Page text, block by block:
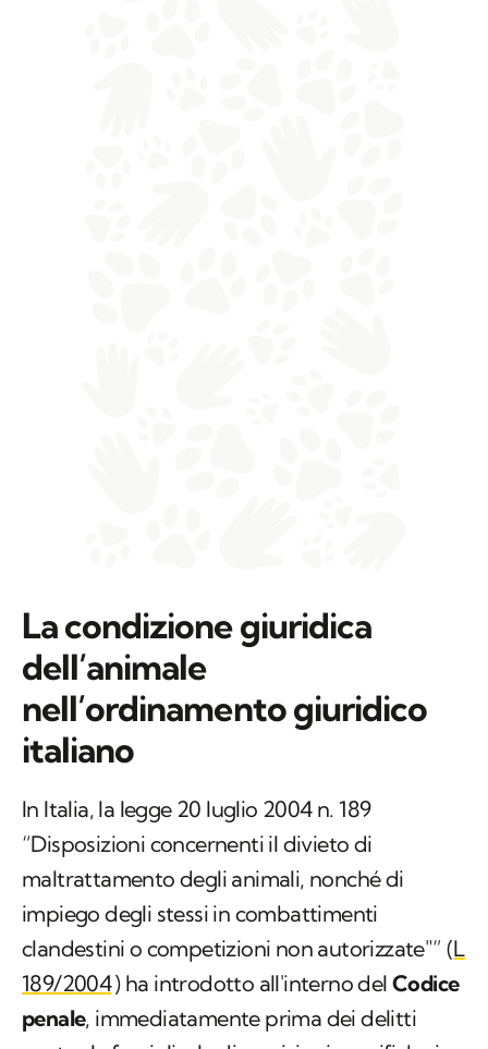
La condizione giuridica
dell’animale
nell’ordinamento giuridico
italiano​
In Italia, la legge 20 luglio 2004 n. 189
“Disposizioni concernenti il divieto di
maltrattamento degli animali, nonché di
impiego degli stessi in combattimenti
clandestini o competizioni non autorizzate"” (L
189/2004) ha introdotto all'interno delCodice
penale, immediatamente prima dei delitti